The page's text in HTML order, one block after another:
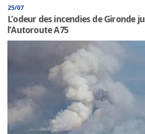
25/07
L’odeur des incendies de Gironde
l’Autoroute A75